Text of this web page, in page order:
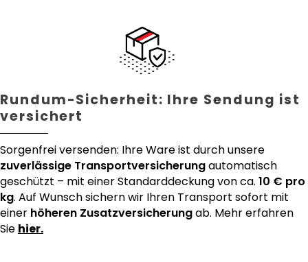
Rundum-Sicherheit: Ihre Sendung ist
versichert
Sorgenfrei versenden: Ihre Ware ist durch unsere
zuverlässige Transportversicherungautomatisch
geschützt – mit einer Standarddeckung von ca. 10 € pro
kg. Auf Wunsch sichern wir Ihren Transport sofort mit
einer höheren Zusatzversicherungab. Mehr erfahren
Sie hier.